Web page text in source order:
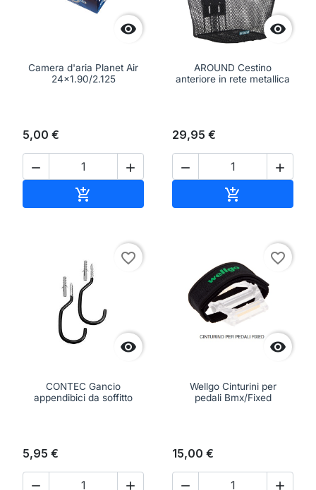

Camera d'aria Planet Air
24x1.90/2.125
5,00 €
 


AROUND Cestino
anteriore in rete metallica
29,95 €
 


favorite_border
CONTEC Gancio
appendibici da soffitto
5,95 €
 

favorite_border
Wellgo Cinturini per
pedali Bmx/Fixed
15,00 €
 